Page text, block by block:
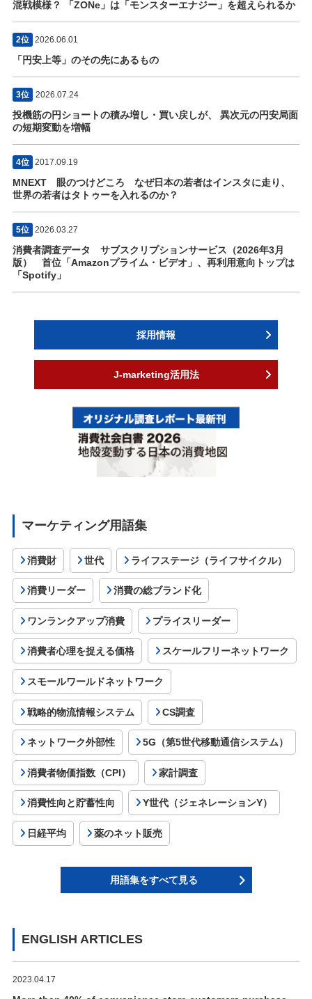
混戦模様？ 「ZONe」は「モンスターエナジー」を超えられるか
2位 2026.06.01
「円安上等」のその先にあるもの
3位 2026.07.24
投機筋の円ショートの積み増し・買い戻しが、 異次元の円安局面
の短期変動を増幅
4位 2017.09.19
MNEXT 眼のつけどころ なぜ日本の若者はインスタに走り、
世界の若者はタトゥーを入れるのか？
5位 2026.03.27
消費者調査データ サブスクリプションサービス（2026年3月
版） 首位「Amazonプライム・ビデオ」、再利用意向トップは
「Spotify」
採用情報
J-marketing活用法
マーケティング用語集
消費財 世代 ライフステージ（ライフサイクル）
消費リーダー 消費の総ブランド化
ワンランクアップ消費 プライスリーダー
消費者心理を捉える価格 スケールフリーネットワーク
スモールワールドネットワーク
戦略的物流情報システム CS調査
ネットワーク外部性 5G（第5世代移動通信システム）
消費者物価指数（CPI） 家計調査
消費性向と貯蓄性向 Y世代（ジェネレーションY）
日経平均 薬のネット販売
用語集をすべて見る
ENGLISH ARTICLES
2023.04.17